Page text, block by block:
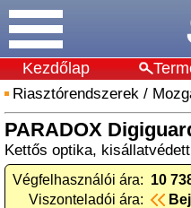
Kezdőlap
Riasztórendszerek /
PARADOX
Kettős optika,
Végfelhasználói ára: 10
Viszonteladói ára: